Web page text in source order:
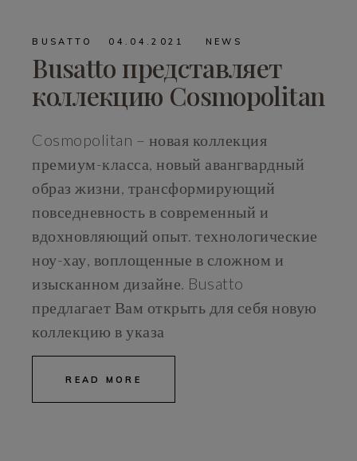
BUSATTO 04.04.2021 NEWS
Busatto представляет
коллекцию Cosmopolitan
Cosmopolitan – новая коллекция
премиум-класса, новый авангвардный
образ жизни, трансформирующий
повседневность в современный и
вдохновляющий опыт. технологические
ноу-хау, воплощенные в сложном и
изысканном дизайне. Busatto
предлагает Вам открыть для себя новую
коллекцию в указа
READ MORE